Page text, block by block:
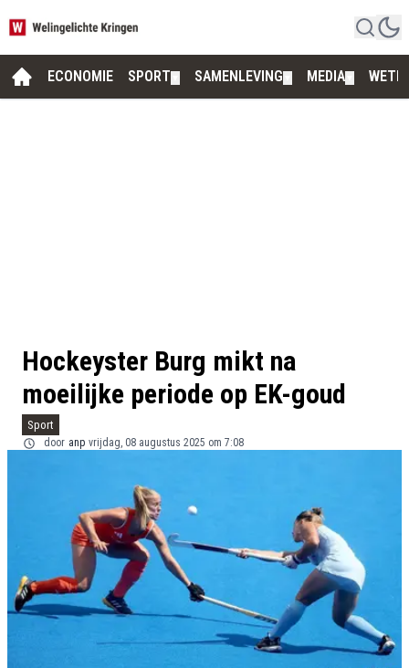
ECONOMIE SPORT SAMENLEVING MEDIA
Hockeyster Burg mikt na
moeilijke periode op EK-goud
Sport
door anp vrijdag, 08 augustus 2025 om 7:08